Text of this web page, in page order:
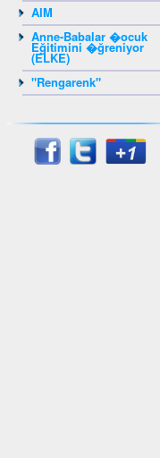
AIM
Anne-Babalar �ocuk
Eğitimini �ğreniyor
(ELKE)
"Rengarenk"